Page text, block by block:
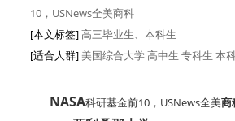
10，USNews全美商科
[本文标签]高三毕业生、本科生
[适合人群] 美国综合大学高中生 专科生 本
NASA科研基金前10，USNews全美商